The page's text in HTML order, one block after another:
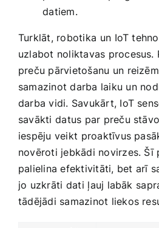
⁤datiem.
Turklāt, robotika⁣ un⁣ IoT
uzlabot noliktavas procesus.
preču pārvietošanu⁢ un​
samazinot ‍darba laiku un
darba vidi. Savukārt, IoT
savākti ⁤datus par preču​
iespēju veikt⁢ proaktīvus
novēroti jebkādi novirzes. Šī⁢
palielina efektivitāti, bet‌ arī
jo‍ uzkrāti ⁣dati⁢ ļauj labāk
tādējādi samazinot liekos